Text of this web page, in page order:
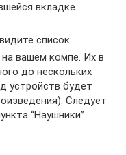
вкладке.
список
вашем компе. Их в
до нескольких
устройств будет
Следует
“Наушники”